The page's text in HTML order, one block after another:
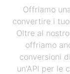
Offriamo
convertire i
Oltre al
offriamo
conversioni
un'API per le